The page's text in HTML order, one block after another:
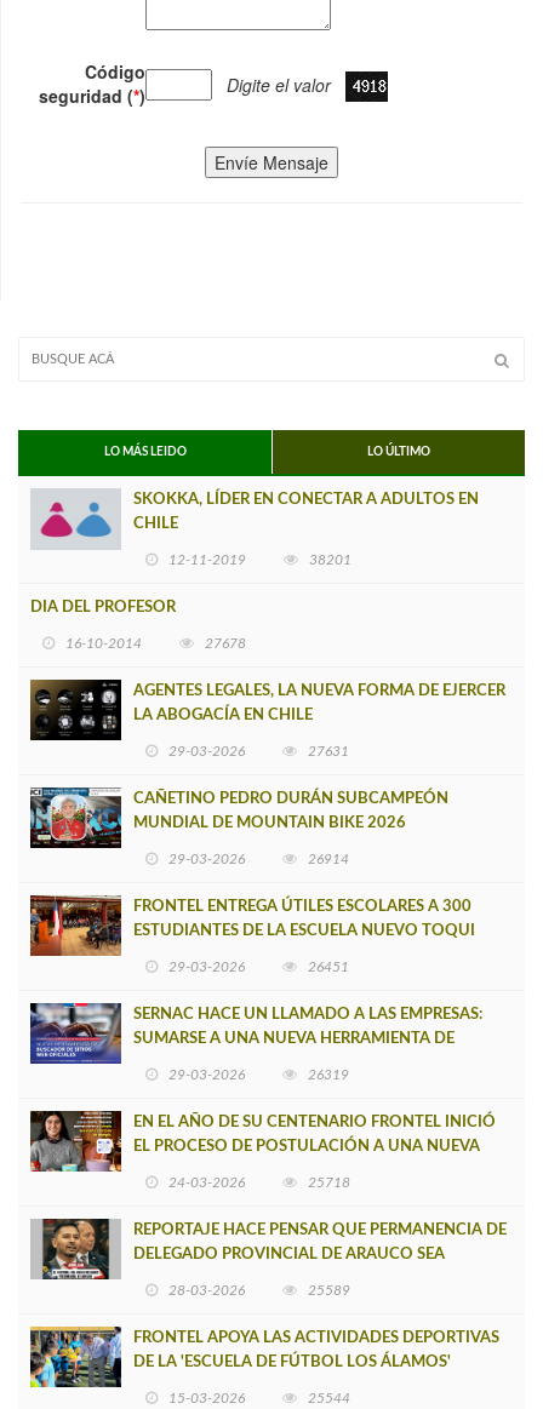
Código
seguridad (*) Digite el valor
Envíe Mensaje
LO MÁS LEIDO LO ÚLTIMO
SKOKKA, LÍDER EN CONECTAR A ADULTOS EN
CHILE
12-11-2019 38201
DIA DEL PROFESOR
16-10-2014 27678
AGENTES LEGALES, LA NUEVA FORMA DE EJERCER
LA ABOGACÍA EN CHILE
29-03-2026 27631
CAÑETINO PEDRO DURÁN SUBCAMPEÓN
MUNDIAL DE MOUNTAIN BIKE 2026
29-03-2026 26914
FRONTEL ENTREGA ÚTILES ESCOLARES A 300
ESTUDIANTES DE LA ESCUELA NUEVO TOQUI
29-03-2026 26451
SERNAC HACE UN LLAMADO A LAS EMPRESAS:
SUMARSE A UNA NUEVA HERRAMIENTA DE
29-03-2026 26319
EN EL AÑO DE SU CENTENARIO FRONTEL INICIÓ
EL PROCESO DE POSTULACIÓN A UNA NUEVA
24-03-2026 25718
REPORTAJE HACE PENSAR QUE PERMANENCIA DE
DELEGADO PROVINCIAL DE ARAUCO SEA
28-03-2026 25589
FRONTEL APOYA LAS ACTIVIDADES DEPORTIVAS
DE LA 'ESCUELA DE FÚTBOL LOS ÁLAMOS'
15-03-2026 25544